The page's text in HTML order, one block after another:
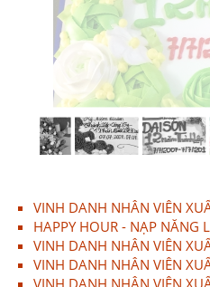
VINH DANH NHÂN VIÊN
HAPPY HOUR - NẠP NĂNG
VINH DANH NHÂN VIÊN
VINH DANH NHÂN VIÊN